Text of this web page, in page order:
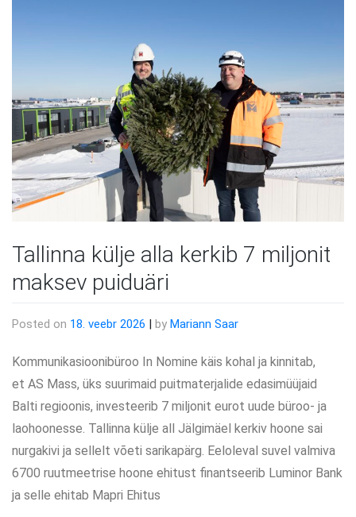
Tallinna külje alla kerkib 7 miljonit
maksev puiduäri
Posted on 18. veebr 2026 by Mariann Saar
Kommunikasioonibüroo In Nomine käis kohal ja kinnitab,
et AS Mass, üks suurimaid puitmaterjalide edasimüüjaid
Balti regioonis, investeerib 7 miljonit eurot uude büroo- ja
laohoonesse. Tallinna külje all Jälgimäel kerkiv hoone sai
nurgakivi ja sellelt võeti sarikapärg. Eeloleval suvel valmiva
6700 ruutmeetrise hoone ehitust finantseerib Luminor Bank
ja selle ehitab Mapri Ehitus